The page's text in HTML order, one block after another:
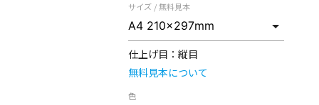
サイズ / 無料見本
仕上げ目： 縦目
無料見本について
色